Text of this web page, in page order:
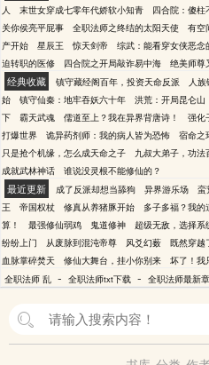
人
末世女穿成七零年代娇软小知青 四合院：傻柱
关你侯亮平屁事
全职法师之终结的太阳天使 有空
产开始
星辰王 惊天剑帝 综武：能看穿女侠恶念
迫转职的医修
四合院之开局敲诈易中海 绝美师尊
经典收藏 镇守藏经阁百年，投资天命反派 人族
始
镇守仙秦：地牢吞妖六十年 洪荒：开局昆仑山
下
霸天武魂 儒道至上？我在异界背唐诗！ 强化
打爆世界
诡异药剂师：我的病人皆为恐怖 宿命之
只是抢个机缘，怎么成天命之子
九叔大弟子，功法
成就武林神话
谁说没灵根不能修仙的？
最近更新 成了反派却想当舔狗 异界游乐场 蛮
王
帝国权杖 修真从养猪豚开始 多子多福？我的
算！
最强修仙弱鸡 鬼道修神 超级无敌，选择系
纷纷上门
从废脉到混沌帝尊 风爻幻薮 既然穿越
血脉掌碎焚天
修仙大舞台，挂小你别来
坏了！我
全职法师 乱 - 全职法师txt下载 - 全职法师最新